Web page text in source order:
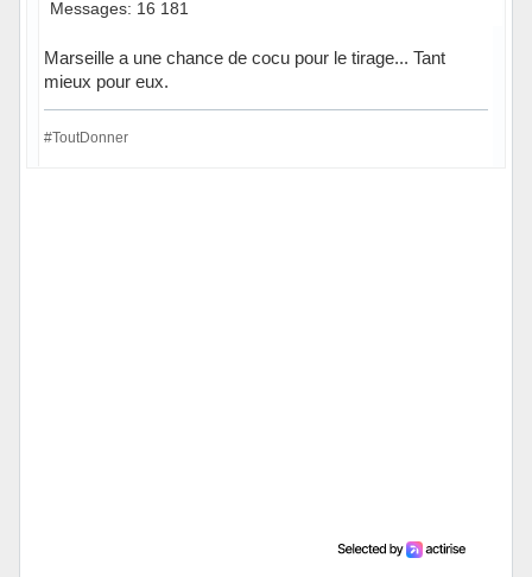
Messages: 16 181
Marseille a une chance de cocu pour le tirage... Tant
mieux pour eux.
#ToutDonner